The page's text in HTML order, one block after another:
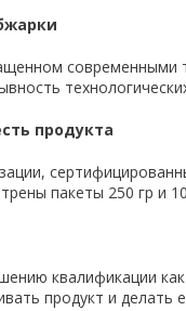
продукта
пакеты 250 гр и
квалификации
продукт и делать